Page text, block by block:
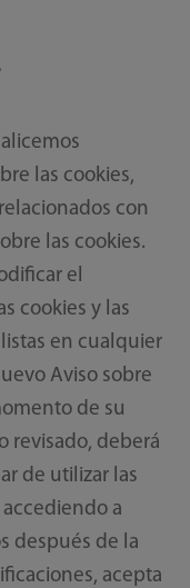
las cookies,
con
las cookies.
el
cookies y las
en cualquier
Aviso sobre
de su
revisado, deberá
de utilizar las
a
después de la
acepta